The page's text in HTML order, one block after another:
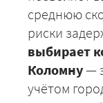
среднюю
риски
выбирает
Коломну—
учётом